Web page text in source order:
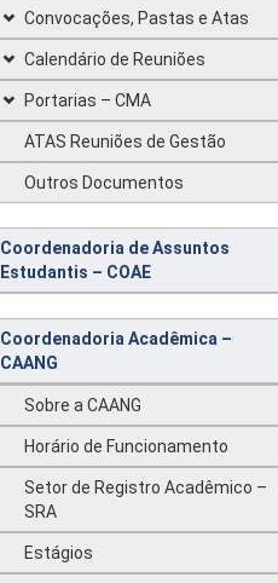
Convocações, Pastas e Atas
Calendário de Reuniões
Portarias – CMA
ATAS Reuniões de Gestão
Outros Documentos
Coordenadoria de Assuntos
Estudantis – COAE
Coordenadoria Acadêmica –
CAANG
Sobre a CAANG
Horário de Funcionamento
Setor de Registro Acadêmico –
SRA
Estágios